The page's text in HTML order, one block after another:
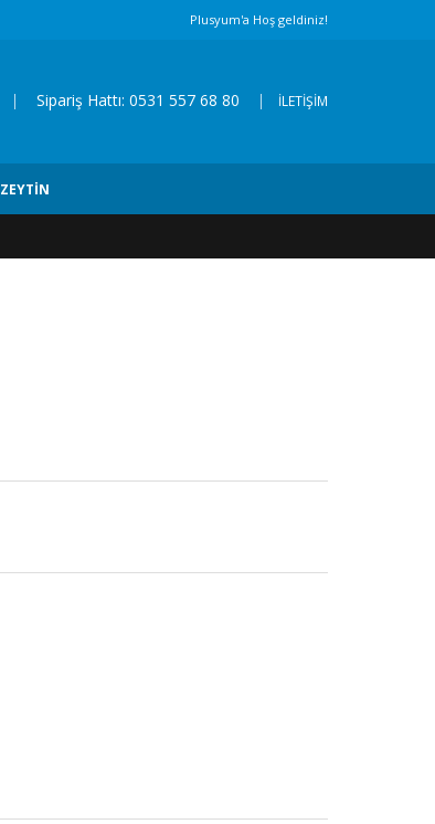
Plusyum'a Hoş geldiniz!
| Sipariş Hattı: 0531 557 68 80 | İLETİŞİM
ZEYTIN